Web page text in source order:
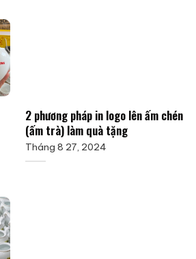
2 phương pháp in logo lên ấm chén
(ấm trà) làm quà tặng
Tháng 8 27, 2024